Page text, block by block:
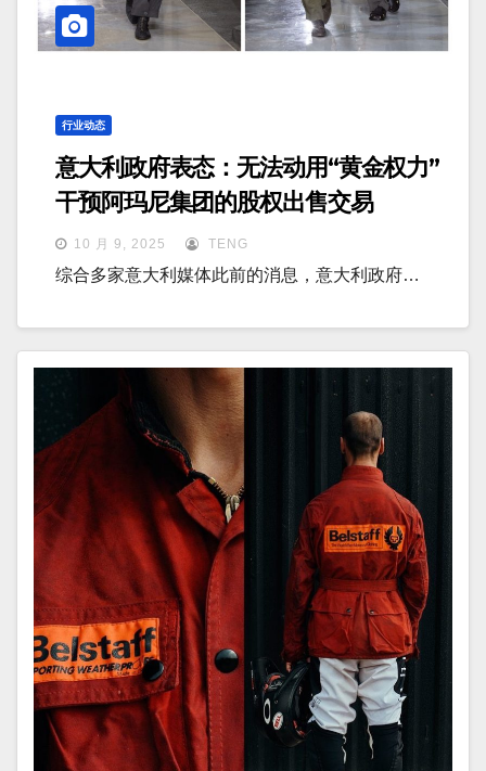
行业动态
意大利政府表态：无法动用“黄金权力”
干预阿玛尼集团的股权出售交易
10 月 9, 2025 TENG
综合多家意大利媒体此前的消息，意大利政府…